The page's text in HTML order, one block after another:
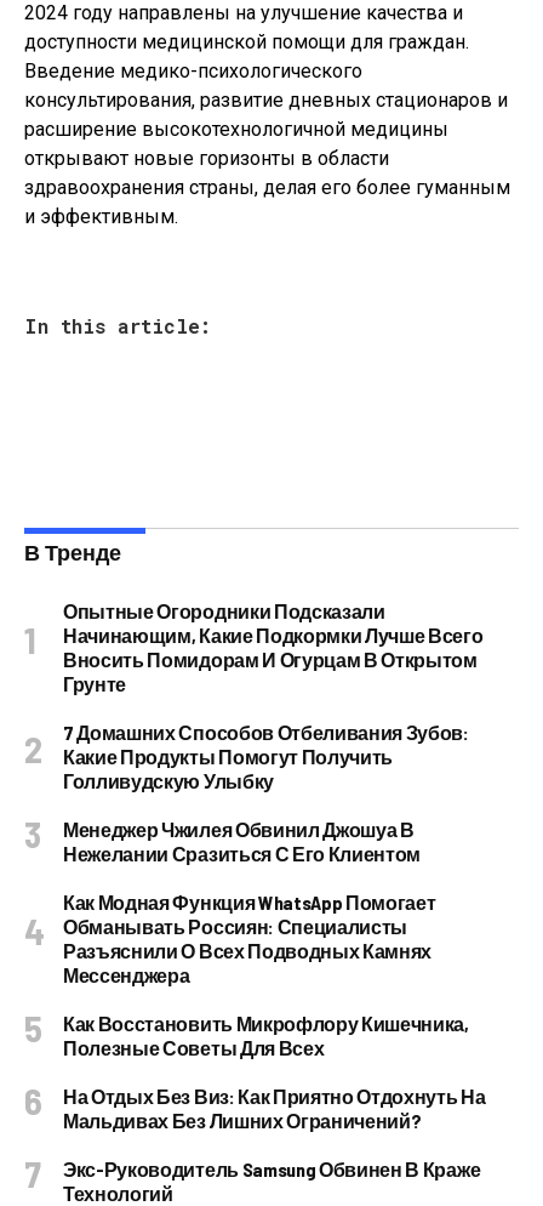
2024 году направлены на улучшение качества и
доступности медицинской помощи для граждан.
Введение медико-психологического
консультирования, развитие дневных стационаров и
расширение высокотехнологичной медицины
открывают новые горизонты в области
здравоохранения страны, делая его более гуманным
и эффективным.
In this article:
В Тренде
Опытные Огородники Подсказали
Начинающим, Какие Подкормки Лучше Всего
Вносить Помидорам И Огурцам В Открытом
Грунте
7 Домашних Способов Отбеливания Зубов:
Какие Продукты Помогут Получить
Голливудскую Улыбку
Менеджер Чжилея Обвинил Джошуа В
Нежелании Сразиться С Его Клиентом
Как Модная Функция WhatsApp Помогает
Обманывать Россиян: Специалисты
Разъяснили О Всех Подводных Камнях
Мессенджера
Как Восстановить Микрофлору Кишечника,
Полезные Советы Для Всех
На Отдых Без Виз: Как Приятно Отдохнуть На
Мальдивах Без Лишних Ограничений?
Экс-Руководитель Samsung Обвинен В Краже
Технологий